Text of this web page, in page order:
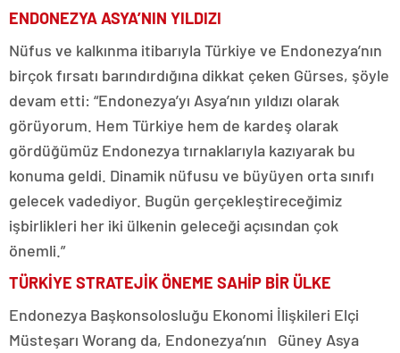
ENDONEZYA ASYA’NIN YILDIZI
Nüfus ve kalkınma itibarıyla Türkiye ve Endonezya’nın
birçok fırsatı barındırdığına dikkat çeken Gürses, şöyle
devam etti: “Endonezya’yı Asya’nın yıldızı olarak
görüyorum. Hem Türkiye hem de kardeş olarak
gördüğümüz Endonezya tırnaklarıyla kazıyarak bu
konuma geldi. Dinamik nüfusu ve büyüyen orta sınıfı
gelecek vadediyor. Bugün gerçekleştireceğimiz
işbirlikleri her iki ülkenin geleceği açısından çok
önemli.”
TÜRKİYE STRATEJİK ÖNEME SAHİP BİR ÜLKE
Endonezya Başkonsolosluğu Ekonomi İlişkileri Elçi
Müsteşarı Worang da, Endonezya’nın Güney Asya